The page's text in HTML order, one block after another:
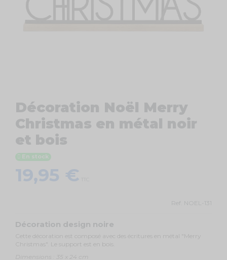
Décoration Noël Merry
Christmas en métal noir
et bois
En stock
19,95 €
Ref. NOEL-131
Décoration design noire
Cette décoration est composé avec des écritures en métal "Merry
Christmas". Le support est en bois.
Dimensions : 35 x 24 cm